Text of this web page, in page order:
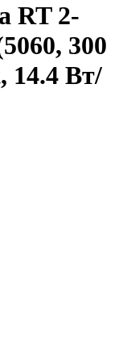
RT 2-
300
14.4 Вт/